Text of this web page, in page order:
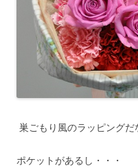
巣ごもり風のラッピング
ポケットがあるし・・・